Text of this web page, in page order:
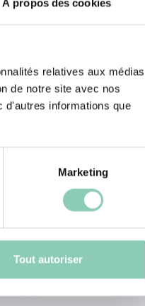
À propos des cookies
relatives aux médias
de notre site avec nos
d'autres informations que
Marketing
Tout autoriser